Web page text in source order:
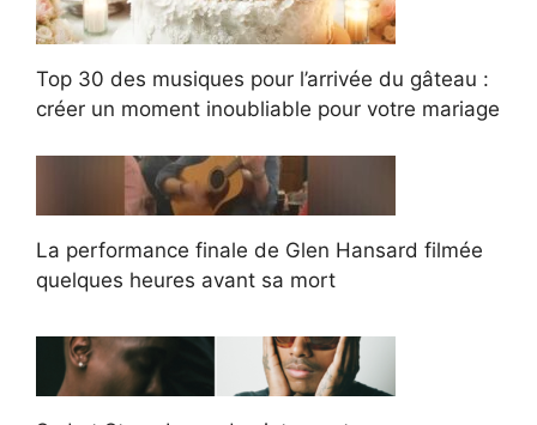
Top 30 des musiques pour l’arrivée du gâteau :
créer un moment inoubliable pour votre mariage
La performance finale de Glen Hansard filmée
quelques heures avant sa mort